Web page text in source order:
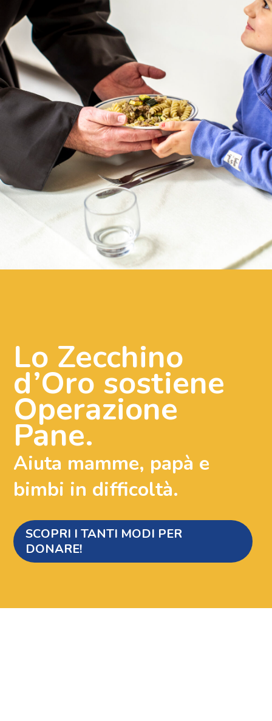
Lo Zecchino
d’Oro sostiene
Operazione
Pane.
Aiuta mamme, papà e
bimbi in difficoltà.
SCOPRI I TANTI MODI PER
DONARE!